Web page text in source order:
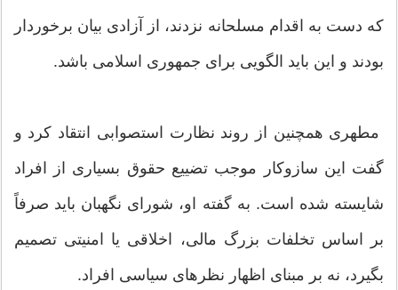
که دست به اقدام مسلحانه نزدند، از آزادی بیان برخوردار
بودند و این باید الگویی برای جمهوری اسلامی باشد.
مطهری همچنین از روند نظارت استصوابی انتقاد کرد و
گفت این سازوکار موجب تضییع حقوق بسیاری از افراد
شایسته شده است. به گفته او، شورای نگهبان باید صرفاً
بر اساس تخلفات بزرگ مالی، اخلاقی یا امنیتی تصمیم
بگیرد، نه بر مبنای اظهار نظرهای سیاسی افراد.